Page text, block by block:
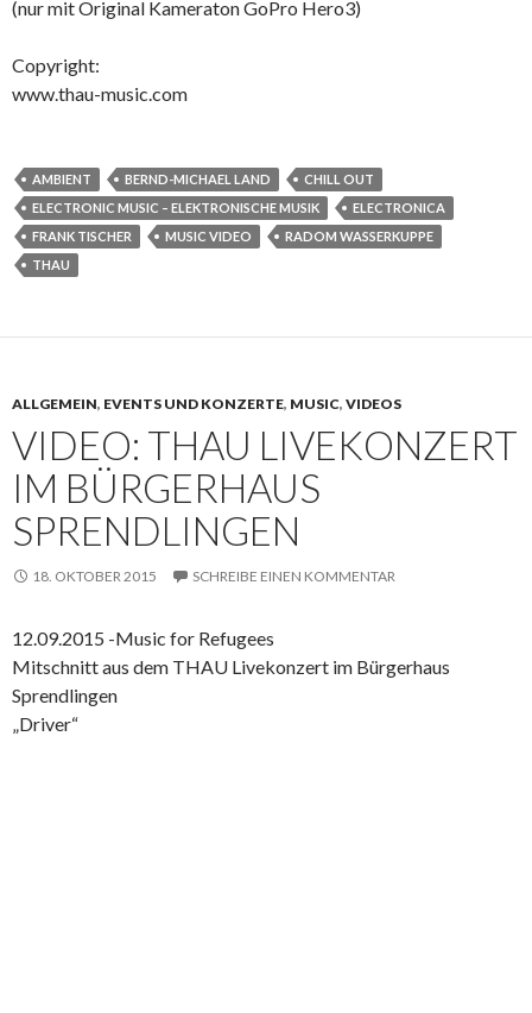
(nur mit Original Kameraton GoPro Hero3)
Copyright:
www.thau-music.com
AMBIENT BERND-MICHAEL LAND
CHILL OUT
ELECTRONIC MUSIC – ELEKTRONISCHE MUSIK
ELECTRONICA
FRANK TISCHER
MUSIC VIDEO
RADOM WASSERKUPPE
THAU
ALLGEMEIN, EVENTS UND KONZERTE, MUSIC, VIDEOS
VIDEO: THAU LIVEKONZERT
IM BÜRGERHAUS
SPRENDLINGEN
18. OKTOBER 2015 SCHREIBE EINEN KOMMENTAR
12.09.2015 -Music for Refugees
Mitschnitt aus dem THAU Livekonzert im Bürgerhaus
Sprendlingen
„Driver“